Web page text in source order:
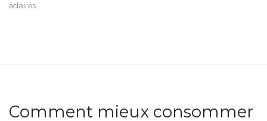
éclairés.
Comment mieux consommer